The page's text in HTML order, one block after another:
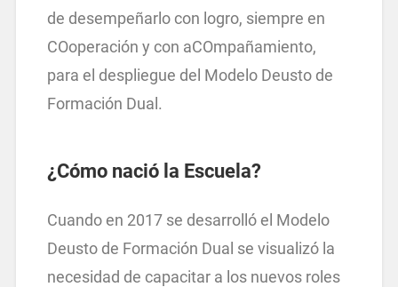
de desempeñarlo con logro, siempre en
COoperación y con aCOmpañamiento,
para el despliegue del Modelo Deusto de
Formación Dual.
¿Cómo nació la Escuela?
Cuando en 2017 se desarrolló el Modelo
Deusto de Formación Dual se visualizó la
necesidad de capacitar a los nuevos roles